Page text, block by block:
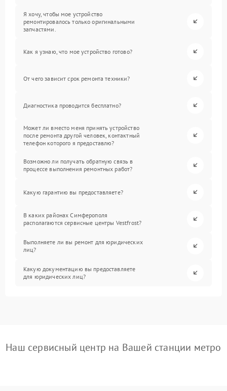
Я хочу, чтобы мое устройство
ремонтировалось только оригинальными
запчастями.
Как я узнаю, что мое устройство готово?
От чего зависит срок ремонта техники?
Диагностика проводится бесплатно?
Может ли вместо меня принять устройство
после ремонта другой человек, контактный
телефон которого я предоставлю?
Возможно ли получать обратную связь в
процессе выполнения ремонтных работ?
Какую гарантию вы предоставляете?
В каких районах Симферополя
располагаются сервисные центры Vestfrost?
Выполняете ли вы ремонт для юридических
лиц?
Какую документацию вы предоставляете
для юридических лиц?
Наш сервисный центр на Вашей станции метро